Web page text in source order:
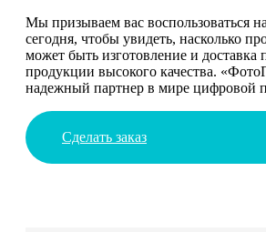
Мы призываем вас воспользоваться
сегодня, чтобы увидеть, насколько
может быть изготовление и доставка
продукции высокого качества.
надежный партнер в мире цифровой
Сделать заказ